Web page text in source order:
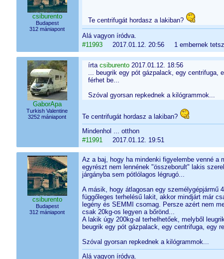
csiburento
Budapest
312 mániapont
Te centrifugát hordasz a lakiban?
Alá vagyon íródva.
#119932017.01.12. 20:56 1 embernek
GaborApa
Turkish Valentine
3252 mániapont
írta csiburento2017.01.12. 18:56
... beugrik egy pót gázpalack, egy centrifuga,
férhet be...
Szóval gyorsan repkednek a kilógrammok...
Te centrifugát hordasz a lakiban?
Mindenhol ... otthon
#119912017.01.12. 19:51
csiburento
Budapest
312 mániapont
Az a baj, hogy ha mindenki figyelembe venné a
egyrészt nem lennének "összeborult" lakis
járgányba sem pótlólagos légrugó...
A másik, hogy átlagosan egy személygépjármű
függőleges terhelésű lakit, akkor mindjárt már
legény és SEMMI csomag. Persze azért nem
csak 20kg-os legyen a bőrönd...
A lakik úgy 200kg-al terhelhetőek, melyből
beugrik egy pót gázpalack, egy centrifuga, egy
Szóval gyorsan repkednek a kilógrammok...
Alá vagyon íródva.